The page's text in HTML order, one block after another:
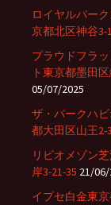
f
o
:
ロイヤルパー
京都北区神谷3-
プラウドフラ
ト東京都墨田
05/07/2025
ザ・パークハ
都大田区山王2-
リビオメゾン
岸3-21-35 21/06/
イプセ白金東